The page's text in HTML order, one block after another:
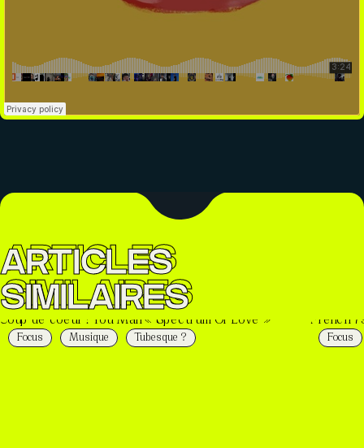
ARTICLES
SIMILAIRES
Focus Musique Tubesque ? Focus